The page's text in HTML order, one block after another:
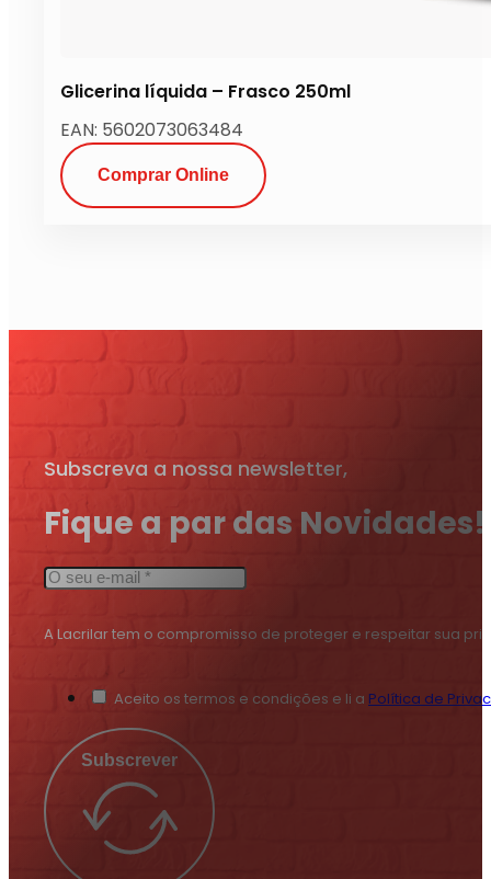
Glicerina líquida – Frasco 250ml
EAN: 5602073063484
Comprar Online
Subscreva a nossa newsletter,
Fique a par das Novidades!
A Lacrilar tem o compromisso de proteger e respeitar sua
Aceito os termos e condições e li a Política de
Subscrever